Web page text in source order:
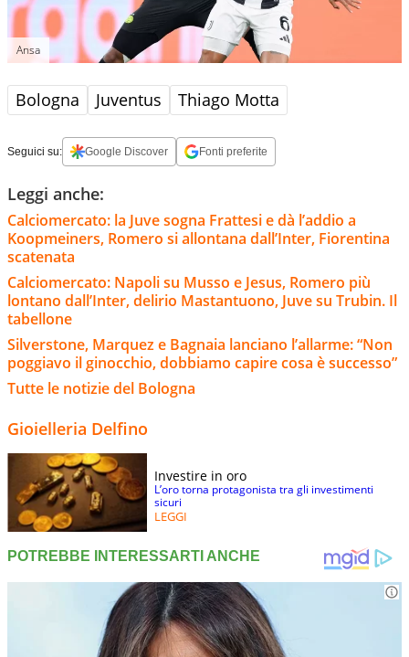
Ansa
Bologna Juventus Thiago Motta
Seguici su: Google Discover Fonti preferite
Leggi anche:
Calciomercato: la Juve sogna Frattesi e dà l’addio a
Koopmeiners, Romero si allontana dall’Inter, Fiorentina
scatenata
Calciomercato: Napoli su Musso e Jesus, Romero più
lontano dall’Inter, delirio Mastantuono, Juve su Trubin. Il
tabellone
Silverstone, Marquez e Bagnaia lanciano l’allarme: “Non
poggiavo il ginocchio, dobbiamo capire cosa è successo”
Tutte le notizie del Bologna
Gioielleria Delfino
Investire in oro
L’oro torna protagonista tra gli investimenti
sicuri
LEGGI